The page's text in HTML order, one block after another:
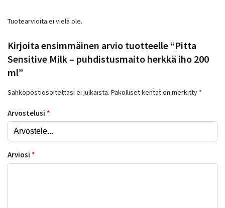
Tuotearvioita ei vielä ole.
Kirjoita ensimmäinen arvio tuotteelle “Pitta
Sensitive Milk – puhdistusmaito herkkä iho 200
ml”
Sähköpostiosoitettasi ei julkaista. Pakolliset kentät on merkitty *
Arvostelusi *
Arviosi *